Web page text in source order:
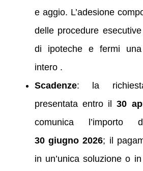
e aggio. L’adesione
delle procedure
di ipoteche e fermi
intero .
Scadenze: la
presentata entro il30
comunica l’importo
30 giugno 2026; il
in un’unica soluzione o